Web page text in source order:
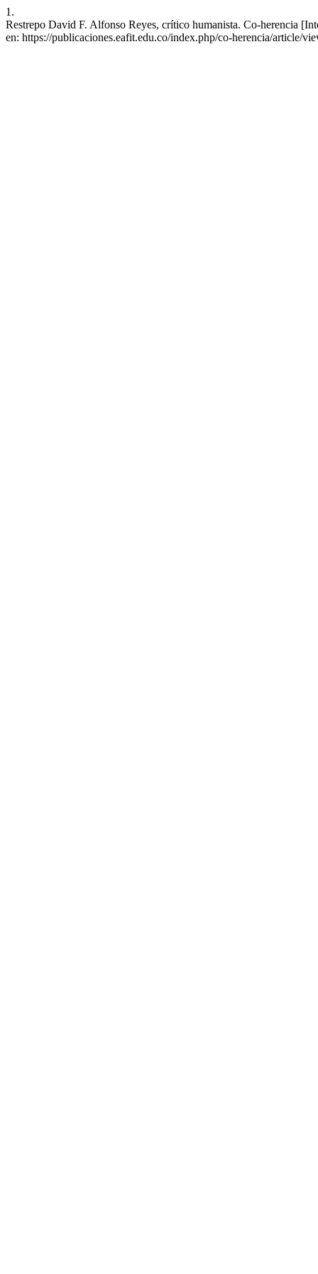
1.
Restrepo David F. Alfonso Reyes, crítico humanista. Co-herencia
en: https://publicaciones.eafit.edu.co/index.php/co-herencia/article/